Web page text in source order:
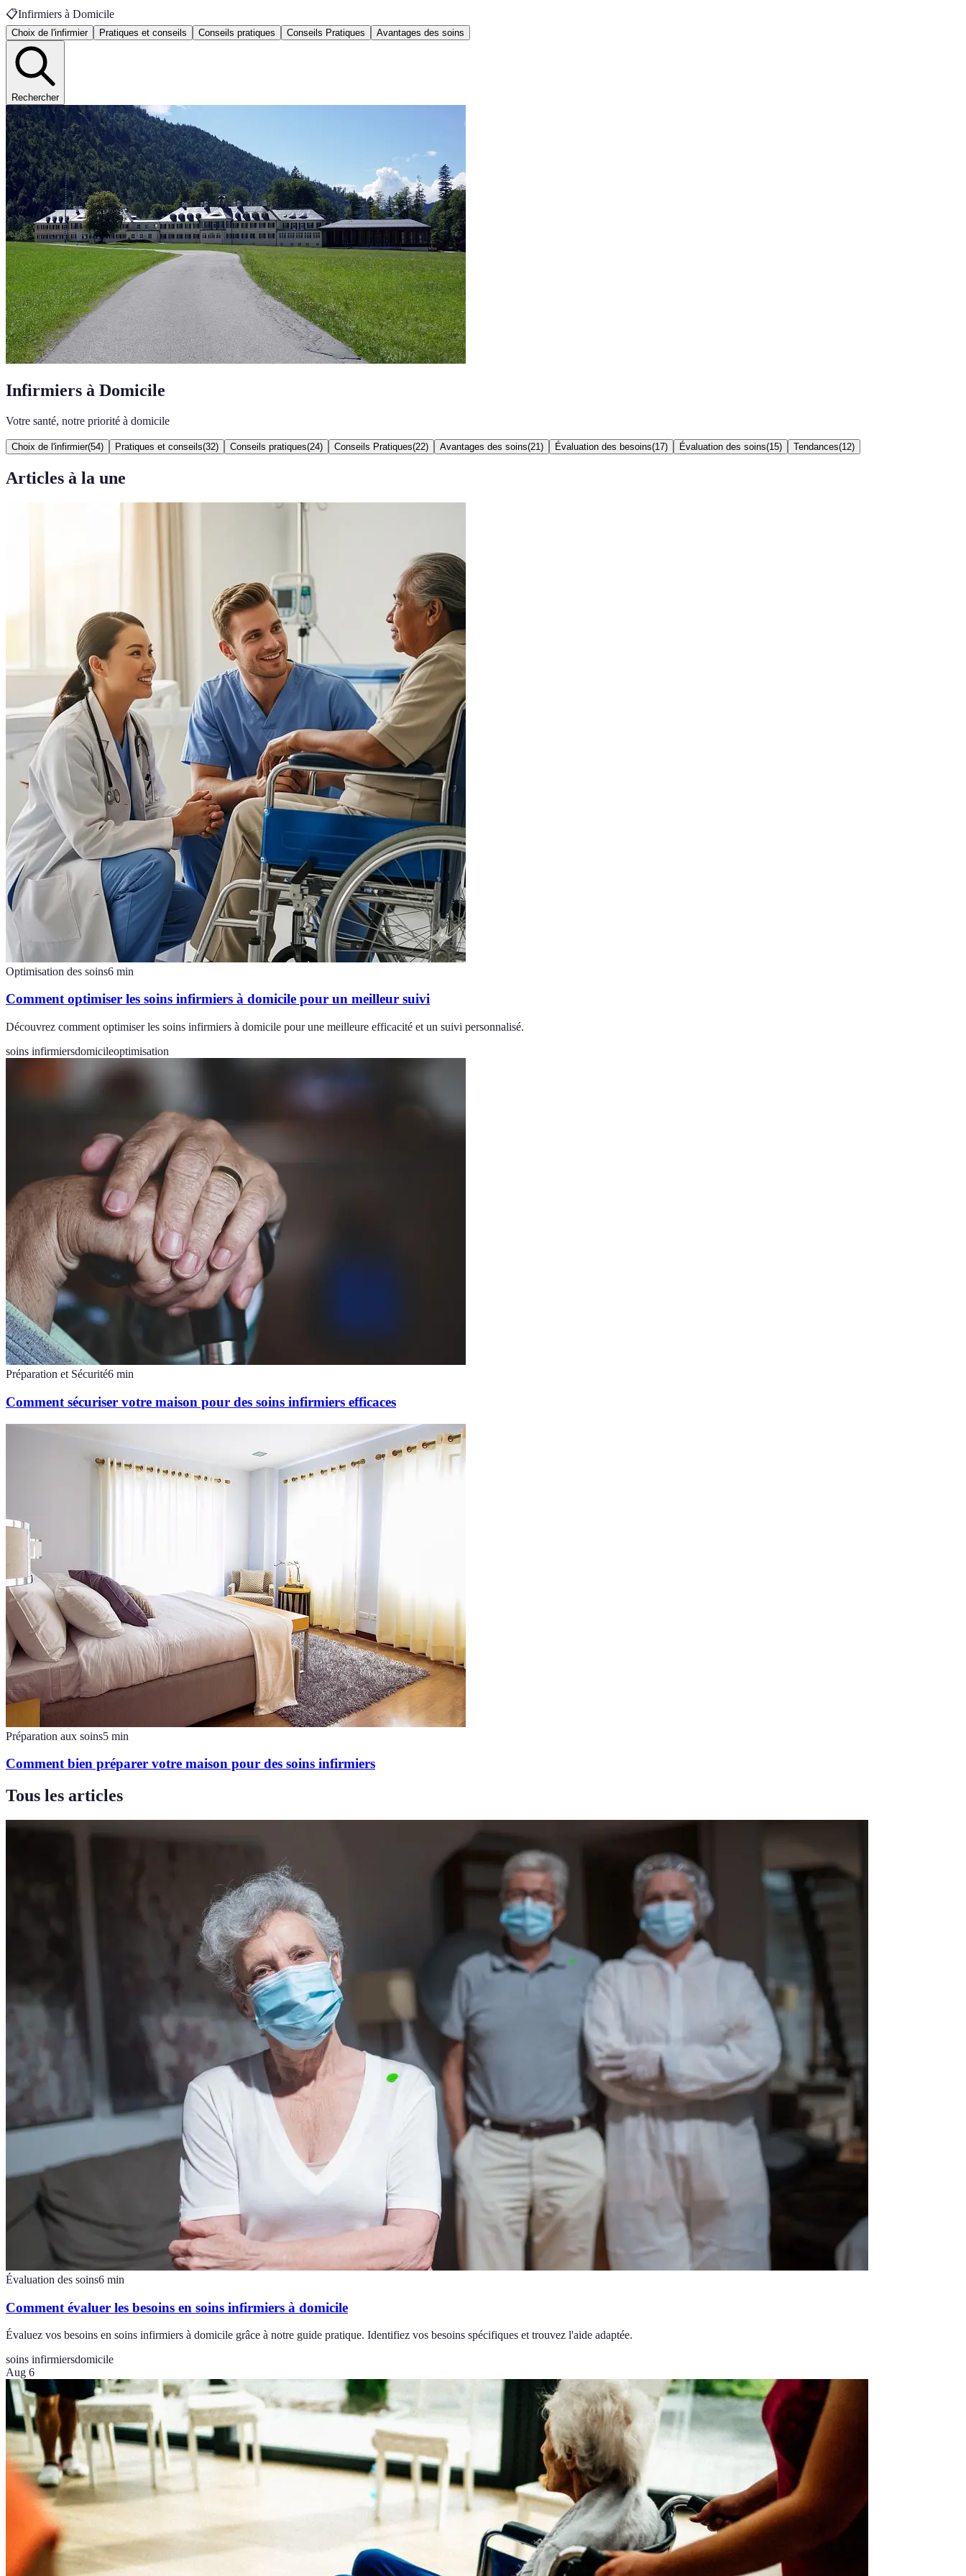
📋Infirmiers à Domicile
Choix de l'infirmier Pratiques et conseils Conseils pratiques Conseils Pratiques Avantages des soins
Rechercher
Infirmiers à Domicile
Votre santé, notre priorité à domicile
Choix de l'infirmier(54) Pratiques et conseils(32) Conseils pratiques(24) Conseils Pratiques(22) Avantages des soins(21 ) Évaluation des besoins(17) Évaluation des soins(15) Tendances(12)
Articles à la une
Optimisation des soins6 min
Comment optimiser les soins infirmiers à domicile pour un meilleur suivi
Découvrez comment optimiser les soins infirmiers à domicile pour une meilleure efficacité et un suivi personnalisé.
soins infirmiersdomicileoptimisation
Préparation et Sécurité6 min
Comment sécuriser votre maison pour des soins infirmiers efficaces
Préparation aux soins5 min
Comment bien préparer votre maison pour des soins infirmiers
Tous les articles
Évaluation des soins6 min
Comment évaluer les besoins en soins infirmiers à domicile
Évaluez vos besoins en soins infirmiers à domicile grâce à notre guide pratique. Identifiez vos besoins spécifiques et trouvez l'aide adaptée.
soins infirmiersdomicile
Aug 6